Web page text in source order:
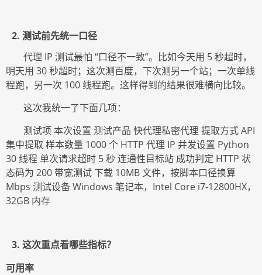
2. 测试前先统一口径
代理 IP 测试最怕 “口径不一致”。比如今天用 5 秒超时，
明天用 30 秒超时；这次测百度，下次测另一个站；一次单线
程跑，另一次 100 线程跑。这样得到的结果很难横向比较。
这次我统一了下面几项：
测试项本次设置 测试产品 快代理私密代理 提取方式API
集中提取 样本数量 1000 个 HTTP 代理 IP 并发设置 Python
30 线程 单次请求超时 5 秒 连通性目标站 成功判定 HTTP 状
态码为 200 带宽测试 下载 10MB 文件，按脚本口径换算
Mbps 测试设备 Windows 笔记本，Intel Core i7-12800HX，
32GB 内存
3. 这次重点看哪些指标？
可用率